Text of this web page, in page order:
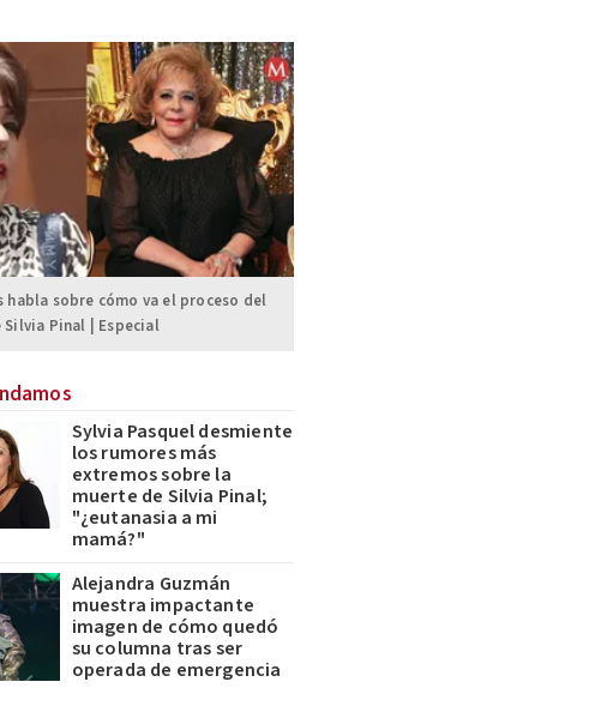
habla sobre cómo va el proceso del
Pinal | Especial
Sylvia Pasquel desmiente
los rumores más
extremos sobre la
muerte de Silvia Pinal;
"¿eutanasia a mi
mamá?"
Alejandra Guzmán
muestra impactante
imagen de cómo quedó
su columna tras ser
operada de emergencia